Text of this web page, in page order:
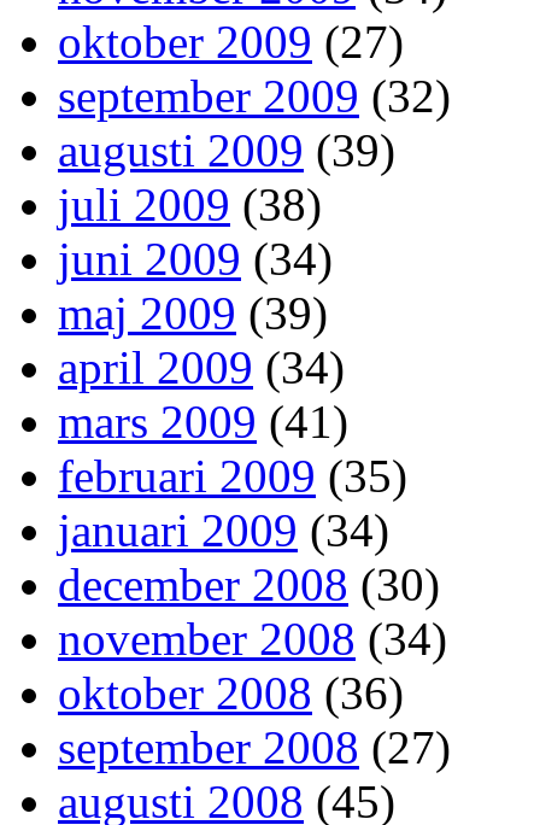
oktober 2009 (27)
september 2009 (32)
augusti 2009 (39)
juli 2009 (38)
juni 2009 (34)
maj 2009 (39)
april 2009 (34)
mars 2009 (41)
februari 2009 (35)
januari 2009 (34)
december 2008 (30)
november 2008 (34)
oktober 2008 (36)
september 2008 (27)
augusti 2008 (45)